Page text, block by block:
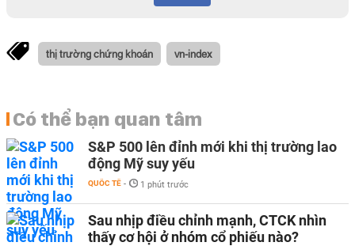
thị trường chứng khoán vn-index
Có thể bạn quan tâm
S&P 500 lên đỉnh mới khi thị trường lao
động Mỹ suy yếu
QUỐC TẾ - 1 phút trước
Sau nhịp điều chỉnh mạnh, CTCK nhìn
thấy cơ hội ở nhóm cổ phiếu nào?